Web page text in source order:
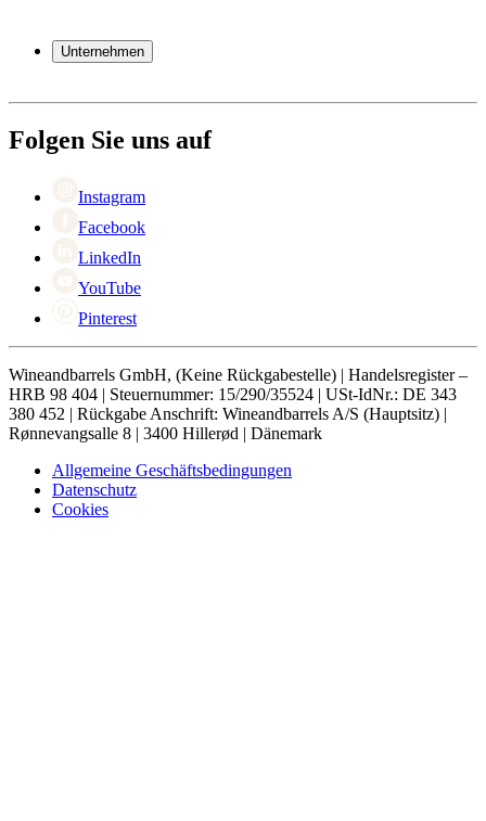
Garantie
Bezahlung
Rückgabe
Unternehmen
Black Friday
Singles Day
Folgen Sie uns auf
Instagram
Facebook
LinkedIn
YouTube
Pinterest
Wineandbarrels GmbH, (Keine Rückgabestelle) | Handelsregister –
HRB 98 404 | Steuernummer: 15/290/35524 | USt-IdNr.: DE 343
380 452 | Rückgabe Anschrift: Wineandbarrels A/S (Hauptsitz) |
Rønnevangsalle 8 | 3400 Hillerød | Dänemark
Allgemeine Geschäftsbedingungen
Datenschutz
Cookies